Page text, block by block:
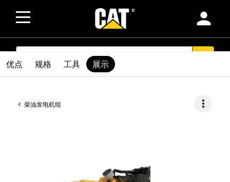
person
SEARCH
柴油发电机组 more_vert
优点 规格 工具 展示